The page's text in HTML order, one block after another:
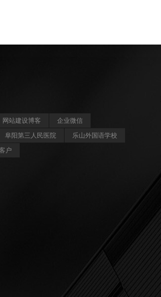
网站建设博客
企业微信
阜阳第三人民医院
乐山外国语学校
户